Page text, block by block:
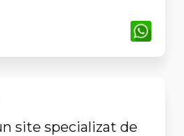
site specializat de